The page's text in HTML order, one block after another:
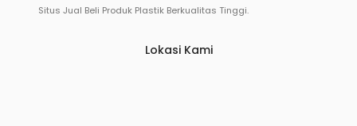
Situs Jual Beli Produk Plastik Berkualitas Tinggi.
Lokasi Kami